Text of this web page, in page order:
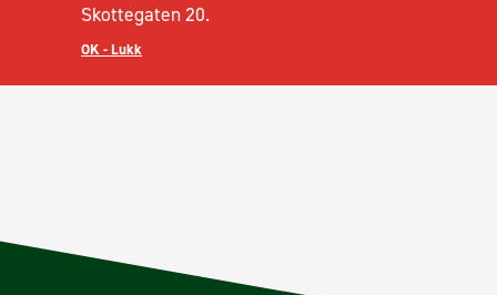
Skottegaten 20.
OK - Lukk